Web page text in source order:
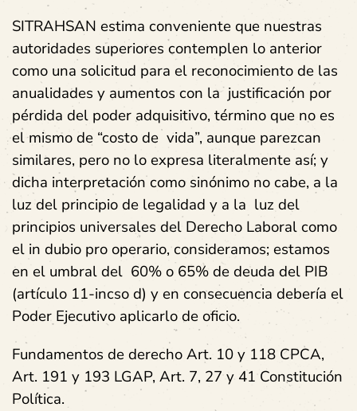
SITRAHSAN estima conveniente que nuestras
autoridades superiores contemplen lo anterior
como una solicitud para el reconocimiento de las
anualidades y aumentos con la justificación por
pérdida del poder adquisitivo, término que no es
el mismo de “costo de vida”, aunque parezcan
similares, pero no lo expresa literalmente así; y
dicha interpretación como sinónimo no cabe, a la
luz del principio de legalidad y a la luz del
principios universales del Derecho Laboral como
el in dubio pro operario, consideramos; estamos
en el umbral del 60% o 65% de deuda del PIB
(artículo 11-incso d) y en consecuencia debería el
Poder Ejecutivo aplicarlo de oficio.
Fundamentos de derecho Art. 10 y 118 CPCA,
Art. 191 y 193 LGAP, Art. 7, 27 y 41 Constitución
Política.